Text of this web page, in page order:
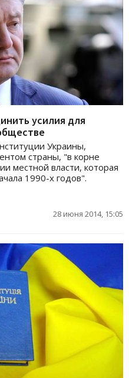
усилия для
Украины,
страны, "в корне
местной власти, которая
1990-х годов".
28 июня 2014, 15:05